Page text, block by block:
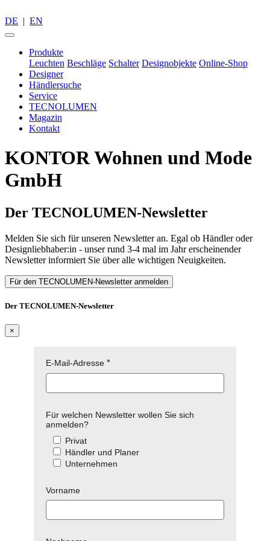
DE | EN
Produkte
Leuchten Beschläge Schalter Designobjekte Online-Shop
Designer
Händlersuche
Service
TECNOLUMEN
Magazin
Kontakt
KONTOR Wohnen und Mode
GmbH
Der TECNOLUMEN-Newsletter
Melden Sie sich für unseren Newsletter an. Egal ob Händler oder
Designliebhaber:in - unser rund 3-4 mal im Jahr erscheinender
Newsletter informiert Sie über alle wichtigen Neuigkeiten.
Für den TECNOLUMEN-Newsletter anmelden
Der TECNOLUMEN-Newsletter
×
E-Mail-Adresse
Für welchen Newsletter wollen Sie sich
anmelden?
Privat
Händler und Planer
Unternehmen
Vorname